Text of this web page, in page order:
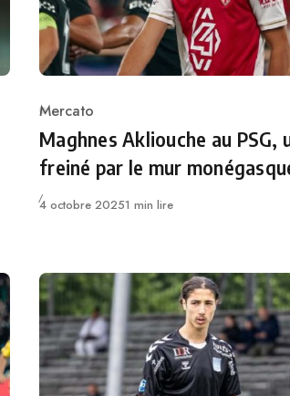
Category
Mercato
Maghnes Akliouche au PSG,
freiné par le mur
Publié
4 octobre 20251 min lire